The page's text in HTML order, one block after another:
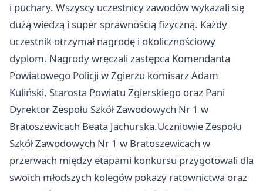
i puchary. Wszyscy uczestnicy zawodów wykazali się
dużą wiedzą i super sprawnością fizyczną. Każdy
uczestnik otrzymał nagrodę i okolicznościowy
dyplom. Nagrody wręczali zastępca Komendanta
Powiatowego Policji w Zgierzu komisarz Adam
Kuliński, Starosta Powiatu Zgierskiego oraz Pani
Dyrektor Zespołu Szkół Zawodowych Nr 1 w
Bratoszewicach Beata Jachurska.Uczniowie Zespołu
Szkół Zawodowych Nr 1 w Bratoszewicach w
przerwach między etapami konkursu przygotowali dla
swoich młodszych kolegów pokazy ratownictwa oraz